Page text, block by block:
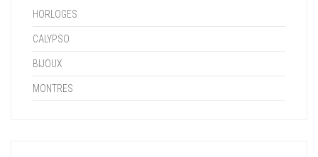
HORLOGES
CALYPSO
BIJOUX
MONTRES